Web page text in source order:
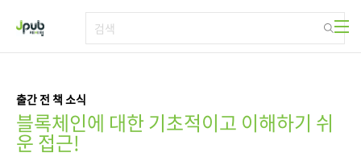
출간 전 책 소식
블록체인에 대한 기초적이고 이해하기 쉬
운 접근!